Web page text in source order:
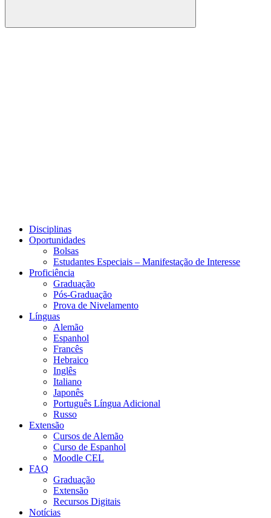
Buscar
Disciplinas
Oportunidades
Bolsas
Estudantes Especiais – Manifestação de Interesse
Proficiência
Graduação
Pós-Graduação
Prova de Nivelamento
Línguas
Alemão
Espanhol
Francês
Hebraico
Inglês
Italiano
Japonês
Português Língua Adicional
Russo
Extensão
Cursos de Alemão
Curso de Espanhol
Moodle CEL
FAQ
Graduação
Extensão
Recursos Digitais
Notícias